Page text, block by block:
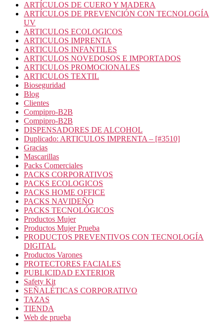
ARTÍCULOS DE CUERO Y MADERA
ARTÍCULOS DE PREVENCIÓN CON TECNOLOGÍA
UV
ARTICULOS ECOLOGICOS
ARTICULOS IMPRENTA
ARTICULOS INFANTILES
ARTICULOS NOVEDOSOS E IMPORTADOS
ARTICULOS PROMOCIONALES
ARTICULOS TEXTIL
Bioseguridad
Blog
Clientes
Compipro-B2B
Compipro-B2B
DISPENSADORES DE ALCOHOL
Duplicado: ARTICULOS IMPRENTA – [#3510]
Gracias
Mascarillas
Packs Comerciales
PACKS CORPORATIVOS
PACKS ECOLOGICOS
PACKS HOME OFFICE
PACKS NAVIDEÑO
PACKS TECNOLÓGICOS
Productos Mujer
Productos Mujer Prueba
PRODUCTOS PREVENTIVOS CON TECNOLOGÍA
DIGITAL
Productos Varones
PROTECTORES FACIALES
PUBLICIDAD EXTERIOR
Safety Kit
SEÑALÉTICAS CORPORATIVO
TAZAS
TIENDA
Web de prueba